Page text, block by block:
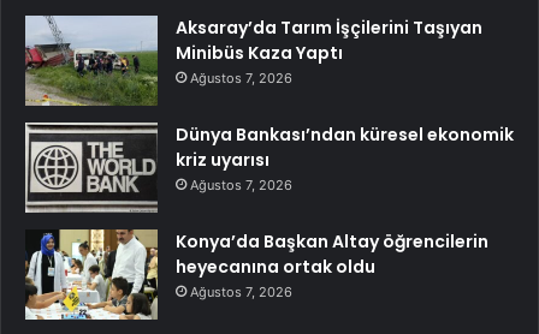
Aksaray’da Tarım İşçilerini Taşıyan
Minibüs Kaza Yaptı
Ağustos 7, 2026
Dünya Bankası’ndan küresel ekonomik
kriz uyarısı
Ağustos 7, 2026
Konya’da Başkan Altay öğrencilerin
heyecanına ortak oldu
Ağustos 7, 2026